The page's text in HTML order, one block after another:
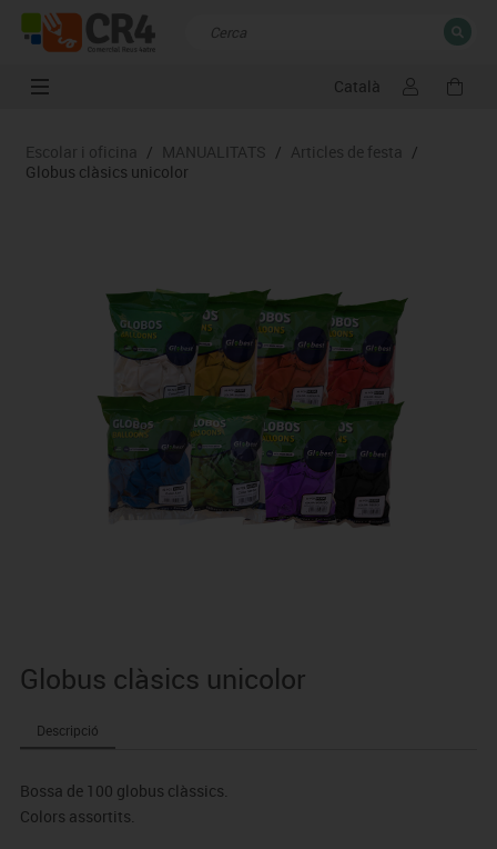
Català
Resultats de la recerca TANCAR
Escolar i oficina / MANUALITATS / Articles de festa /
Globus clàsics unicolor
Globus clàsics unicolor
Descripció
Bossa de 100 globus clàssics.
Colors assortits.